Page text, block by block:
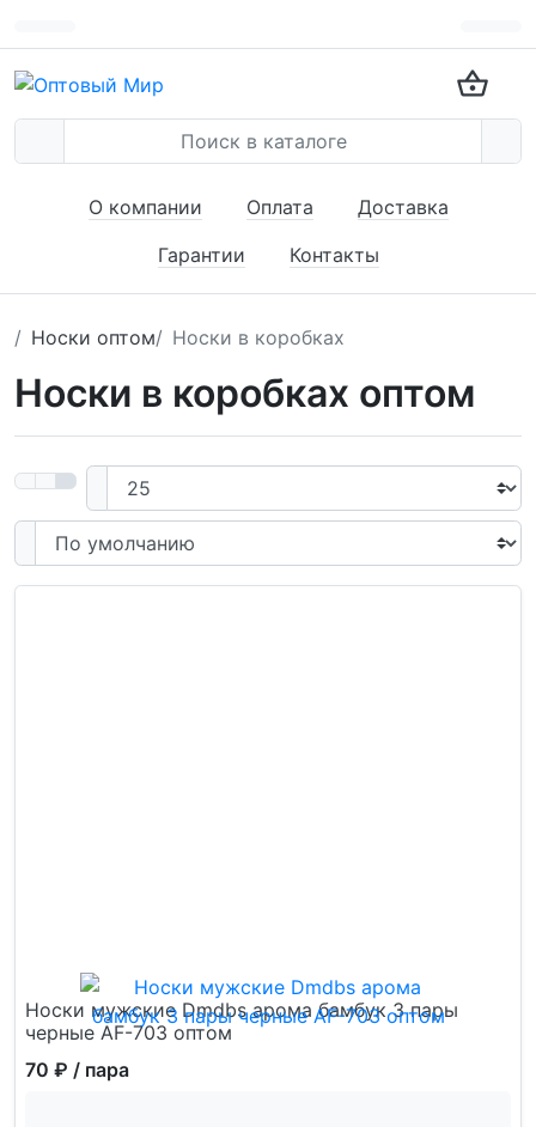
О компании Оплата
Доставка
Гарантии
Контакты
Носки оптом Носки в коробках
Носки в коробках оптом
Носки мужские Dmdbs арома бамбук 3 пары
черные AF-703 оптом
70 ₽ / пара